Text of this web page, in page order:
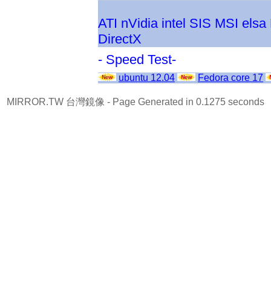
ATI nVidia intel SIS MSI elsa
DirectX
- Speed Test-
ubuntu 12.04 Fedora core 17
MIRROR.TW 台灣鏡像 - Page Generated in 0.1275 seconds